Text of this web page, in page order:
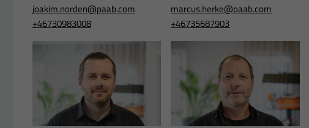
joakim.norden@paab.com
+46730983008
marcus.herke@paab.com
+46735687903